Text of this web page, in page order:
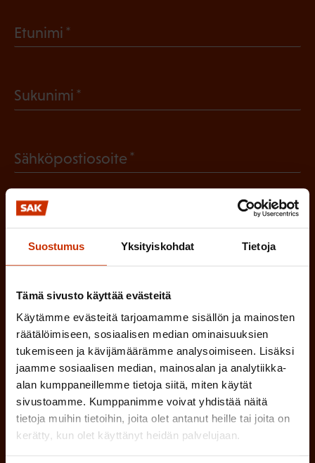
Suostumus Yksityiskohdat Tietoja
Tämä sivusto käyttää evästeitä
Käytämme evästeitä tarjoamamme sisällön ja mainosten
räätälöimiseen, sosiaalisen median ominaisuuksien
tukemiseen ja kävijämäärämme analysoimiseen. Lisäksi
jaamme sosiaalisen median, mainosalan ja analytiikka-
alan kumppaneillemme tietoja siitä, miten käytät
sivustoamme. Kumppanimme voivat yhdistää näitä
tietoja muihin tietoihin, joita olet antanut heille tai joita on
kerätty, kun olet käyttänyt heidän palvelujaan.
Etunimi
l
i
n
Sukunimi
P
k
o
l
e
n
)
Sähköpostiosoite
k
o
l
l
i
n
e
n
)
Mikä tai mitkä näistä kuvaavat sinua
TÖISSÄ AMMATTILIITOSSA
TYÖNANTAJAN EDUSTAJA
MUU KIINNOSTUS TYÖELÄMÄASIOIHIN